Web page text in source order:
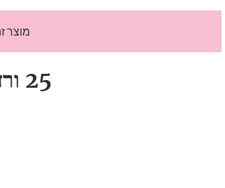
מוצר
25 ורדים ורודים